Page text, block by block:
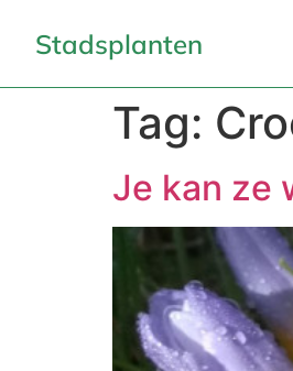
Stadsplanten
Tag:
Je kan ze